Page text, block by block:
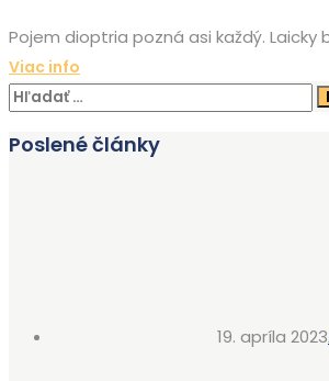
Pojem dioptria pozná asi každý. Laicky
Viac info
Hľadať:
Poslené články
19. apríla 2023